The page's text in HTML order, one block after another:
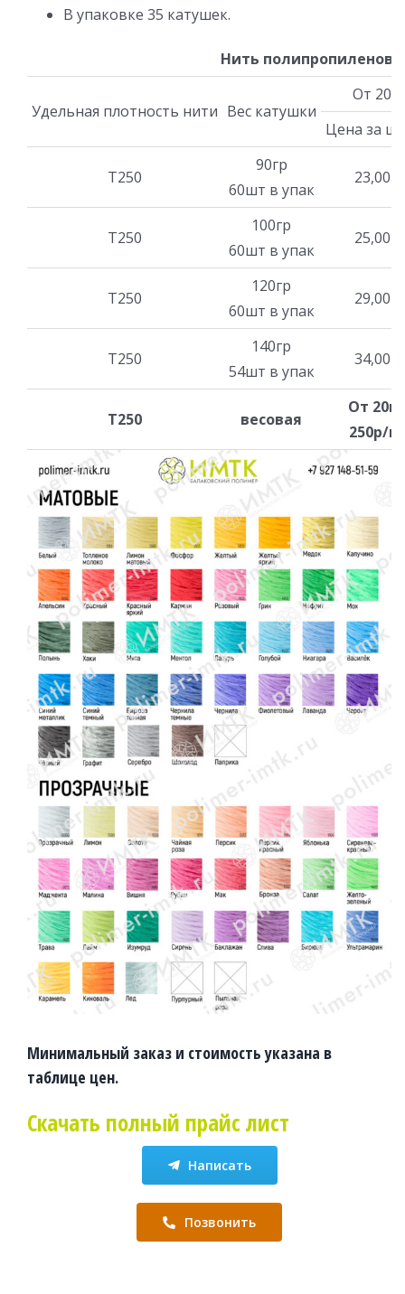
В упаковке 35 катушек.
Нить
Удельная плотность нити Вес катушки
От 20
Цена за
Т250
90гр
60шт в упак
23,00р
Т250
100гр
60шт в упак
25,00р
Т250
120гр
60шт в упак
29,00р
Т250
140гр
54шт в упак
34,00р
Т250 весовая
От 20кг
250р/кг
Минимальный заказ и стоимость указана в
таблице цен.
Скачать полный прайс лист
Написать
Позвонить